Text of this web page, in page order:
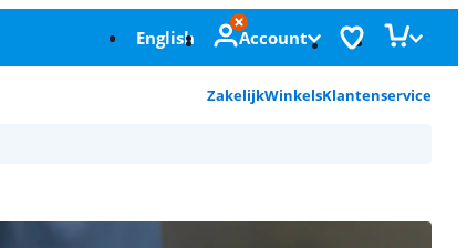
English Account
ZakelijkWinkelsKlantenservice